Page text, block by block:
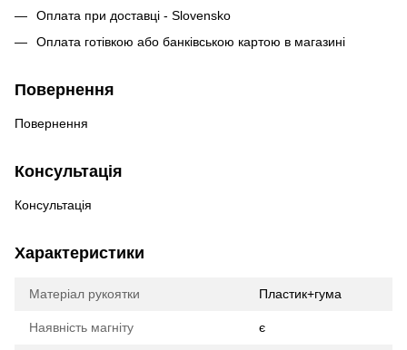
Оплата при доставці - Slovensko
Оплата готівкою або банківською картою в магазині
Повернення
Повернення
Консультація
Консультація
Характеристики
Матеріал рукоятки Пластик+гума
Наявність магніту є